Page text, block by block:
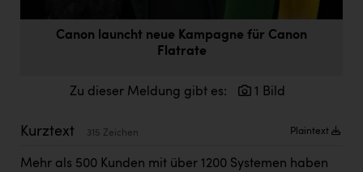
Fristads Austria
HIG Infomotion Group
Canon launcht neue Kampagne für Canon
Flatrate
Zu dieser Meldung gibt es: 1 Bild
Kurztext 315 Zeichen Plaintext
Mehr als 500 Kunden mit über 1200 Systemen haben